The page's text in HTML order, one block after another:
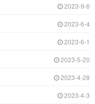
2023-9-6
2023-6-4
2023-6-1
2023-5-20
2023-4-28
2023-4-3